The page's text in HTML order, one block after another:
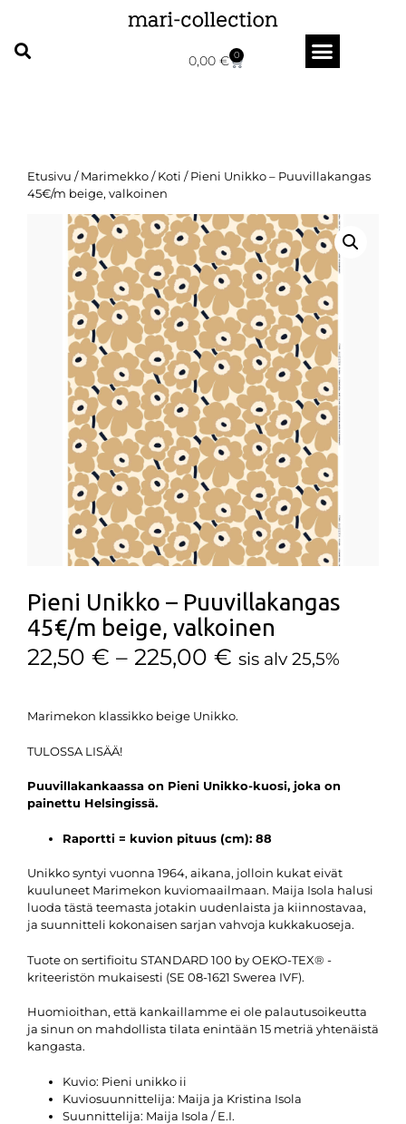
0,00 € 0
Etusivu /Marimekko/Koti / Pieni Unikko – Puuvillakangas
45€/m beige, valkoinen
Pieni Unikko – Puuvillakangas
45€/m beige, valkoinen
22,50 € – 225,00 € sis alv 25,5%
Marimekon klassikko beige Unikko.
TULOSSA LISÄÄ!
Puuvillakankaassa on Pieni Unikko-kuosi, joka on
painettu Helsingissä.
Raportti = kuvion pituus (cm): 88
Unikko syntyi vuonna 1964, aikana, jolloin kukat eivät
kuuluneet Marimekon kuviomaailmaan. Maija Isola halusi
luoda tästä teemasta jotakin uudenlaista ja kiinnostavaa,
ja suunnitteli kokonaisen sarjan vahvoja kukkakuoseja.
Tuote on sertifioitu STANDARD 100 by OEKO-TEX® -
kriteeristön mukaisesti (SE 08-1621 Swerea IVF).
Huomioithan, että kankaillamme ei ole palautusoikeutta
ja sinun on mahdollista tilata enintään 15 metriä yhtenäistä
kangasta.
Kuvio: Pieni unikko ii
Kuviosuunnittelija: Maija ja Kristina Isola
Suunnittelija: Maija Isola / E.I.